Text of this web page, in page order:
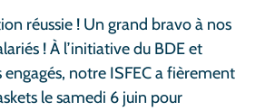
réussie ! Un grand bravo à nos
! À l’initiative du BDE et
notre ISFEC a fièrement
le samedi 6 juin pour